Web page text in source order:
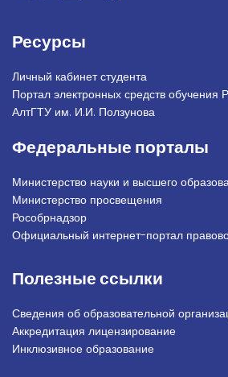
Ресурсы
Личный кабинет студента
Портал электронных средств
АлтГТУ им. И.И. Ползунова
Федеральные порталы
Министерство науки и высшего
Министерство просвещения
Рособрнадзор
Официальный интернет-портал
Полезные ссылки
Сведения об образовательной
Аккредитация лицензирование
Инклюзивное образование